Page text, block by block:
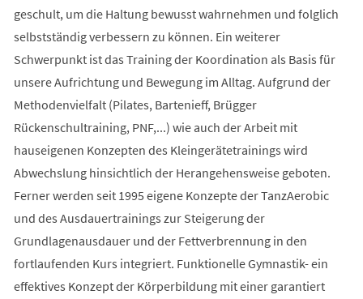
geschult, um die Haltung bewusst wahrnehmen und folglich
selbstständig verbessern zu können. Ein weiterer
Schwerpunkt ist das Training der Koordination als Basis für
unsere Aufrichtung und Bewegung im Alltag. Aufgrund der
Methodenvielfalt (Pilates, Bartenieff, Brügger
Rückenschultraining, PNF,...) wie auch der Arbeit mit
hauseigenen Konzepten des Kleingerätetrainings wird
Abwechslung hinsichtlich der Herangehensweise geboten.
Ferner werden seit 1995 eigene Konzepte der TanzAerobic
und des Ausdauertrainings zur Steigerung der
Grundlagenausdauer und der Fettverbrennung in den
fortlaufenden Kurs integriert. Funktionelle Gymnastik- ein
effektives Konzept der Körperbildung mit einer garantiert